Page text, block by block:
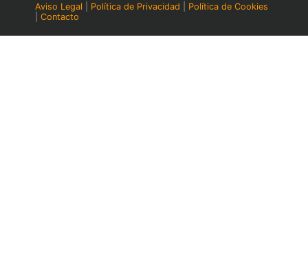
Aviso Legal Política de Privacidad
Política de Cookies
|Contacto